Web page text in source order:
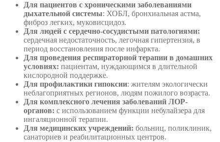
Для пациентов с хроническими заболеваниями
дыхательной системы: ХОБЛ, бронхиальная астма,
фиброз легких, муковисцидоз.
Для людей с сердечно-сосудистыми патологиями:
сердечная недостаточность, легочная гипертензия, в
период восстановления после инфаркта.
Для проведения респираторной терапии в домашних
условиях: пациентам, нуждающимся в длительной
кислородной поддержке.
Для профилактики гипоксии: жителям экологически
неблагоприятных регионов, людям пожилого возраста.
Для комплексного лечения заболеваний ЛОР-
органов: с использованием функции небулайзера для
ингаляционной терапии.
Для медицинских учреждений: больниц, поликлиник,
санаториев и реабилитационных центров.